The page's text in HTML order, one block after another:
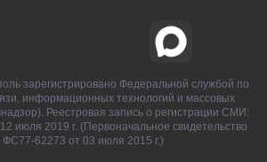
зарегистрировано Федеральной службой по
информационных технологий и массовых
Реестровая запись о регистрации СМИ:
июля 2019 г. (Первоначальное свидетельство
62273 от 03 июля 2015 г.)